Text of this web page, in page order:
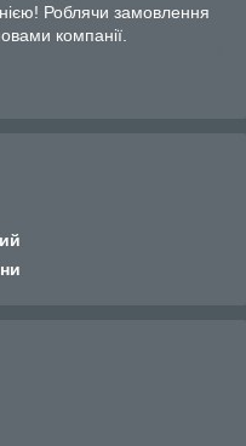
Роблячи замовлення
компанії.